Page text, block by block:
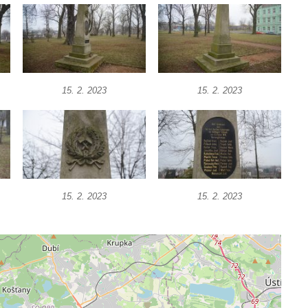
15. 2. 2023 15. 2. 2023
15. 2. 2023 15. 2. 2023